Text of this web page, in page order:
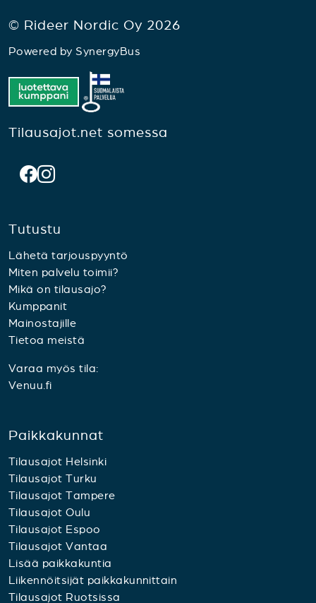
© Rideer Nordic Oy 2026
Powered by SynergyBus
Tilausajot.net somessa
Tutustu
Lähetä tarjouspyyntö
Miten palvelu toimii?
Mikä on tilausajo?
Kumppanit
Mainostajille
Tietoa meistä
Varaa myös tila:
Venuu.fi
Paikkakunnat
Tilausajot Helsinki
Tilausajot Turku
Tilausajot Tampere
Tilausajot Oulu
Tilausajot Espoo
Tilausajot Vantaa
Lisää paikkakuntia
Liikennöitsijät paikkakunnittain
Tilausajot Ruotsissa